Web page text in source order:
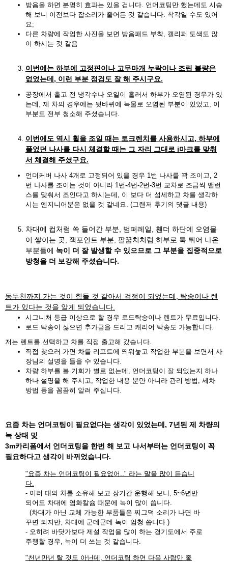
방음을 하면 분명히 효과는 있을 겁니다. 언더코팅만 했는데도 시승
해 보니 이전보다 잡소리가 줄어든 것 같습니다. 착각일 수도 있어
요;
다른 차량에 작업한 사진을 보면 방음패드 부착, 캘리퍼 도색도 많
이 하시는 것 같음
이번에는 하부에 고정핀이나 고무마개 누락이나 조립 불량은
없었는데, 이런 부분 점검도 잘 해 주시구요.
공장에서 출고 전 냉각수나 오일이 흘러서 하부가 오염된 경우가 있
는데, 제 차의 경우에는 뒷바퀴에 녹물로 오염된 부분이 있었고, 이
부분도 전부 청소해 주셨습니다.
이번에도 역시 휠을 조일 때는 토크렌치를 사용하시고, 하부에
풀었던 나사를 다시 체결할 때는 그 자리 그대로 i마크를 맞춰
서 체결해 주셨구요.
언더커버 나사 4개로 고정되어 있을 경우 1번 나사를 꽉 조이고, 2
번 나사를 조이는 것이 아니라 1번-4번-2번-3번 교차로 조금씩 밸런
스를 맞춰서 조인다고 하시는데, 이 보다 더 섬세하고 차를 생각하
시는 엔지니어분은 없을 것 같네요. (그랜저 후기의 댓글 내용)
차대에 컵처럼 쏙 들어간 부분, 범퍼레일, 휀더 하단에 오염물
이 쌓이는 곳, 잭포인트 부분, 팔꿈치처럼 하부로 툭 튀어 나온
부분들에 녹이 더 잘 발생할 수 있으므로 그 부분을 집중적으로
방청을 더 보강해 주셨습니다.
동두천까지 가는 것이 힘들 것 같아서 걱정이 되었는데, 탁송이나 렌
트가 있다는 것을 알게 되었습니다.
시그니처 등급 이상으로 할 경우 로드탁송이나 렌트가 무료입니다.
로드 탁송이 싫으면 추가금을 드리고 캐리어 탁송도 가능합니다.
저는 렌트를 선택하고 차를 직접 출고해 갔습니다.
직접 찾으러 가면 차를 리프트에 띄워놓고 작업한 부분을 보면서 사
장님의 설명을 들을 수 있습니다.
차량 하부를 볼 기회가 별로 없는데, 언더코팅이 잘 되었는지 하나
하나 설명을 해 주시고, 작업한 내용 뿐만 아니라 관리 방법, 세차
방법 등을 꼼꼼히 알려 주십니다.
요즘 차는 언더코팅이 필요없다는 생각이 있었는데, 7년된 제 차량의
녹 상태 및
3m카리폼에서 언더코팅을 한번 해 보고 나서부터는 언더코팅이 꼭
필요하다고 생각이 바뀌었습니다.
"요즘 차는 언더코팅이 필요없어.." 라는 말을 많이 듣습니
다.
- 여러 대의 차를 소유해 보고 장기간 운행해 보니, 5~6년만
되어도 차대에 염화칼슘 때문에 녹이 많이 씁니다.
(차대가 아닌 교체 가능한 부품들은 찌그덕 소리가 나면 바
꾸면 되지만, 차대에 군데군데 녹이 엄청 씁니다.)
- 오히려 바닷가보다 제설 작업을 많이 하는 경기도에서 주로
주행할 경우, 녹이 더 쓰는 것 같습니다.
"천년만년 탈 것도 아닌데, 언더코팅 하면 다음 사람만 좋